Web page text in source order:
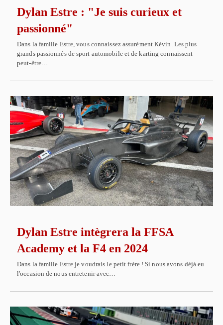
Dylan Estre : "Je suis curieux et
passionné"
Dans la famille Estre, vous connaissez assurément Kévin. Les plus
grands passionnés de sport automobile et de karting connaissent
peut-être…
Dylan Estre intègrera la FFSA
Academy et la F4 en 2024
Dans la famille Estre je voudrais le petit frère ! Si nous avons déjà eu
l'occasion de nous entretenir avec…